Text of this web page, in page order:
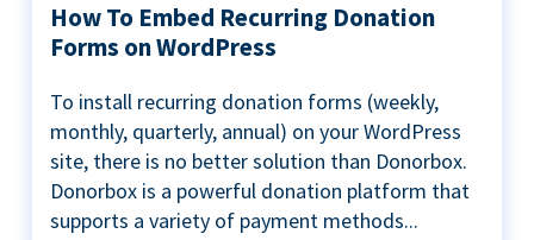
How To Embed Recurring Donation
Forms on WordPress
To install recurring donation forms (weekly,
monthly, quarterly, annual) on your WordPress
site, there is no better solution than Donorbox.
Donorbox is a powerful donation platform that
supports a variety of payment methods...